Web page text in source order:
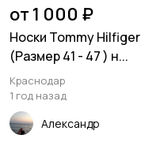
Спецодежда1
от 1 000 ₽
Носки Tommy Hilfiger
(Размер 41 - 47 ) н...
Краснодар
1 год назад
Александр